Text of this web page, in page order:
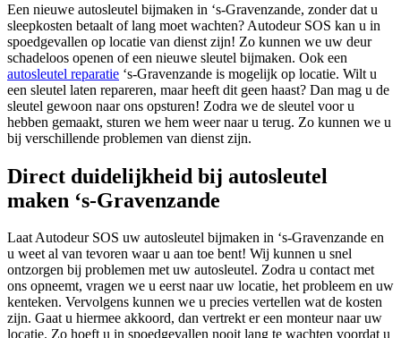
Een nieuwe autosleutel bijmaken in ‘s-Gravenzande, zonder dat u
sleepkosten betaalt of lang moet wachten? Autodeur SOS kan u in
spoedgevallen op locatie van dienst zijn! Zo kunnen we uw deur
schadeloos openen of een nieuwe sleutel bijmaken. Ook een
autosleutel reparatie ‘s-Gravenzande is mogelijk op locatie. Wilt u
een sleutel laten repareren, maar heeft dit geen haast? Dan mag u de
sleutel gewoon naar ons opsturen! Zodra we de sleutel voor u
hebben gemaakt, sturen we hem weer naar u terug. Zo kunnen we u
bij verschillende problemen van dienst zijn.
Direct duidelijkheid bij autosleutel
maken ‘s-Gravenzande
Laat Autodeur SOS uw autosleutel bijmaken in ‘s-Gravenzande en
u weet al van tevoren waar u aan toe bent! Wij kunnen u snel
ontzorgen bij problemen met uw autosleutel. Zodra u contact met
ons opneemt, vragen we u eerst naar uw locatie, het probleem en uw
kenteken. Vervolgens kunnen we u precies vertellen wat de kosten
zijn. Gaat u hiermee akkoord, dan vertrekt er een monteur naar uw
locatie. Zo hoeft u in spoedgevallen nooit lang te wachten voordat u